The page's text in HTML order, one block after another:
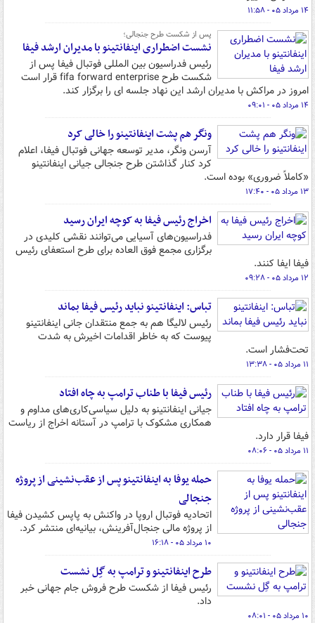
۱۴ مرداد ۰۵ - ۱۱:۵۸
پس از شکست طرح جنجالی؛
نشست اضطراری اینفانتینو با مدیران ارشد فیفا
رئیس فدراسیون بین المللی فوتبال فیفا پس از
شکست طرح fifa forward enterprise قرار است
امروز در مراکش با مدیران ارشد این نهاد جلسه ای را برگزار کند.
۱۴ مرداد ۰۵ - ۰۹:۰۱
ونگر هم پشت اینفانتینو را خالی کرد
آرسن ونگر، مدیر توسعه جهانی فوتبال فیفا، اعلام
کرد کنار گذاشتن طرح جنجالی جیانی اینفانتینو
«کاملاً ضروری» بوده است.
۱۳ مرداد ۰۵ - ۱۷:۴۰
اخراج رئیس فیفا به کوچه ایران رسید
فدراسیون‌های آسیایی می‌توانند نقشی کلیدی در
برگزاری مجمع فوق العاده برای طرح استعفای رئیس
فیفا ایفا کنند.
۱۲ مرداد ۰۵ - ۰۹:۲۸
تباس: اینفانتینو نباید رئیس فیفا بماند
رئیس لالیگا هم به جمع منتقدان جانی اینفانتینو
پیوست که به خاطر اقدامات اخیرش به شدت
تحت‌فشار است.
۱۱ مرداد ۰۵ - ۱۳:۳۸
رئیس فیفا با طناب ترامپ به چاه افتاد
جیانی اینفانتینو به دلیل سیاسی‌کاری‌های مداوم و
همکاری مشکوک با ترامپ در آستانه اخراج از ریاست
فیفا قرار دارد.
۱۱ مرداد ۰۵ - ۰۸:۰۶
حمله یوفا به اینفانتینو پس از عقب‌نشینی از پروژه
جنجالی
اتحادیه فوتبال اروپا در واکنش به پاپس کشیدن فیفا
از پروژه مالی جنجال‌آفرینش، بیانیه‌ای منتشر کرد.
۱۰ مرداد ۰۵ - ۱۶:۱۸
طرح اینفانتینو و ترامپ به گِل نشست
رئیس فیفا از شکست طرح فروش جام جهانی خبر
داد.
۱۰ مرداد ۰۵ - ۰۸:۰۱